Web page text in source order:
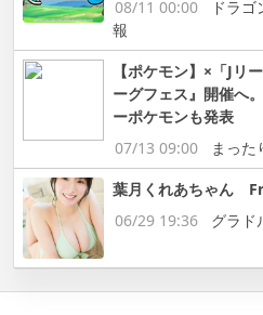
08/11 00:00
ドラ
報
【ポケモン】×「Jリ
ーグフェス』開催へ
ーポケモンも発表
07/13 09:00
まった
葉月くれあちゃん
06/29 19:36
グラド